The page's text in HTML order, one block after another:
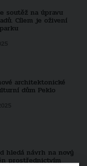
soutěž na úpravu
Cílem je oživení
architektonické
dům Peklo
hledá návrh na nový
prostřednictvím